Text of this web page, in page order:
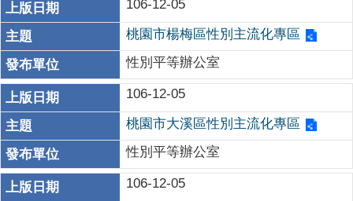
106-12-05
桃園市楊梅區性別主流化專區
性別平等辦公室
106-12-05
桃園市大溪區性別主流化專區
性別平等辦公室
106-12-05